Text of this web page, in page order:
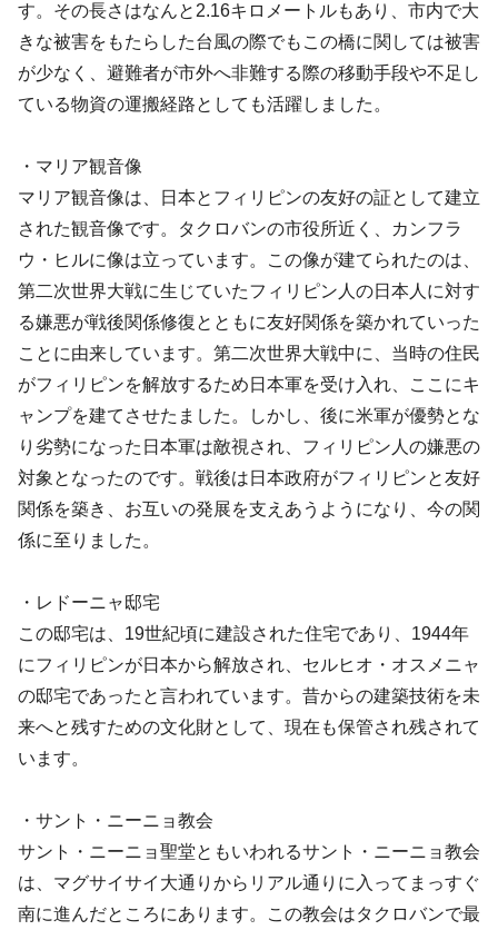
す。その長さはなんと2.16キロメートルもあり、市内で大
きな被害をもたらした台風の際でもこの橋に関しては被害
が少なく、避難者が市外へ非難する際の移動手段や不足し
ている物資の運搬経路としても活躍しました。
・マリア観音像
マリア観音像は、日本とフィリピンの友好の証として建立
された観音像です。タクロバンの市役所近く、カンフラ
ウ・ヒルに像は立っています。この像が建てられたのは、
第二次世界大戦に生じていたフィリピン人の日本人に対す
る嫌悪が戦後関係修復とともに友好関係を築かれていった
ことに由来しています。第二次世界大戦中に、当時の住民
がフィリピンを解放するため日本軍を受け入れ、ここにキ
ャンプを建てさせたました。しかし、後に米軍が優勢とな
り劣勢になった日本軍は敵視され、フィリピン人の嫌悪の
対象となったのです。戦後は日本政府がフィリピンと友好
関係を築き、お互いの発展を支えあうようになり、今の関
係に至りました。
・レドーニャ邸宅
この邸宅は、19世紀頃に建設された住宅であり、1944年
にフィリピンが日本から解放され、セルヒオ・オスメニャ
の邸宅であったと言われています。昔からの建築技術を未
来へと残すための文化財として、現在も保管され残されて
います。
・サント・ニーニョ教会
サント・ニーニョ聖堂ともいわれるサント・ニーニョ教会
は、マグサイサイ大通りからリアル通りに入ってまっすぐ
南に進んだところにあります。この教会はタクロバンで最